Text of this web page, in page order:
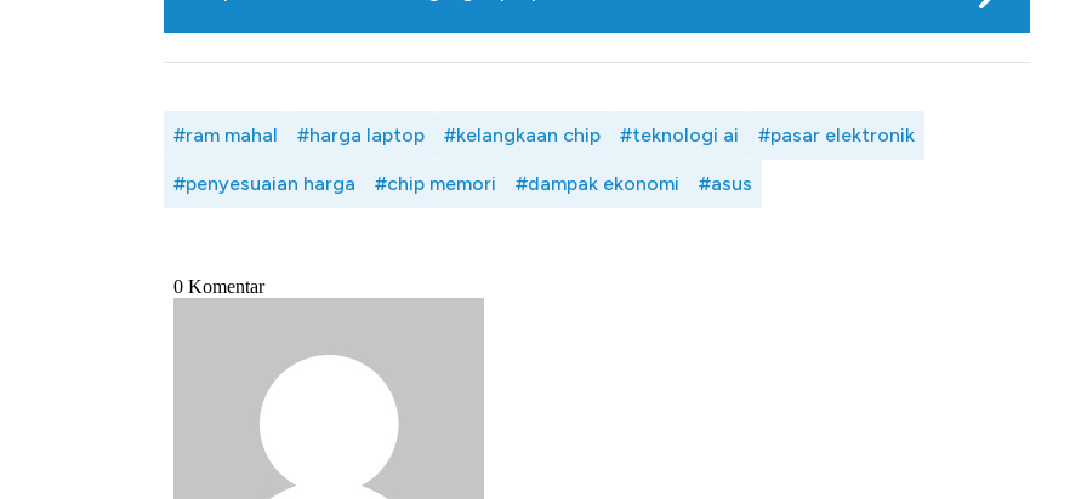
#ram mahal #harga laptop #kelangkaan chip #teknologi ai #pasar elektronik
#penyesuaian harga #chip memori #dampak ekonomi #asus